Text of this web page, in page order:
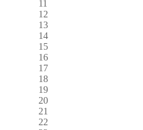
11
12
13
14
15
16
17
18
19
20
21
22